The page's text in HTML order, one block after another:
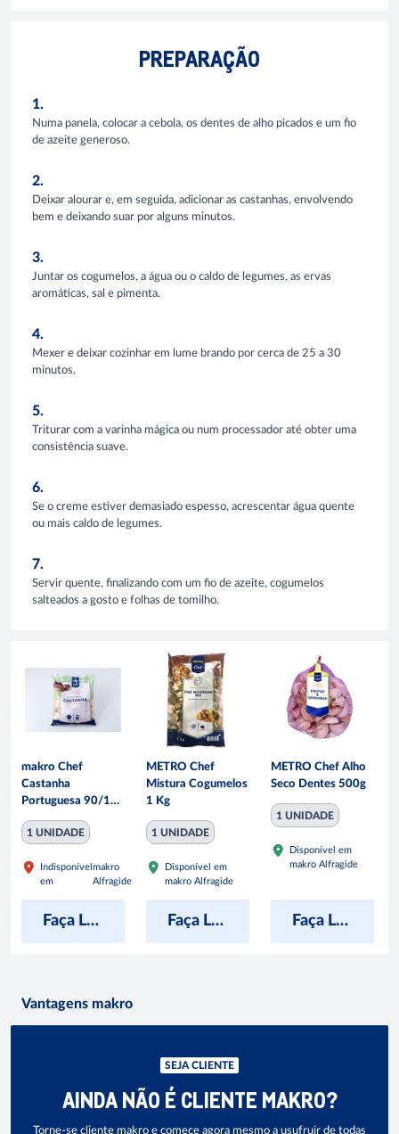
PREPARAÇÃO
1.
Numa panela, colocar a cebola, os dentes de alho picados e um fio
de azeite generoso.
2.
Deixar alourar e, em seguida, adicionar as castanhas, envolvendo
bem e deixando suar por alguns minutos.
3.
Juntar os cogumelos, a água ou o caldo de legumes, as ervas
aromáticas, sal e pimenta.
4.
Mexer e deixar cozinhar em lume brando por cerca de 25 a 30
minutos.
5.
Triturar com a varinha mágica ou num processador até obter uma
consistência suave.
6.
Se o creme estiver demasiado espesso, acrescentar água quente
ou mais caldo de legumes.
7.
Servir quente, finalizando com um fio de azeite, cogumelos
salteados a gosto e folhas de tomilho.
makro Chef
Castanha
Portuguesa 90/120
1 Kg
1 UNIDADE
Indisponível
em
makro
Alfragide
Faça Login para ver preço
METRO Chef
Mistura Cogumelos
1 Kg
1 UNIDADE
Disponível em
makro Alfragide
Faça Login para ver preço
METRO Chef Alho
Seco Dentes 500g
1 UNIDADE
Disponível em
makro Alfragide
Faça Login para ver preço
Vantagens makro
SEJA CLIENTE
AINDA NÃO É CLIENTE MAKRO?
Torne-se cliente makro e comece agora mesmo a usufruir de todas